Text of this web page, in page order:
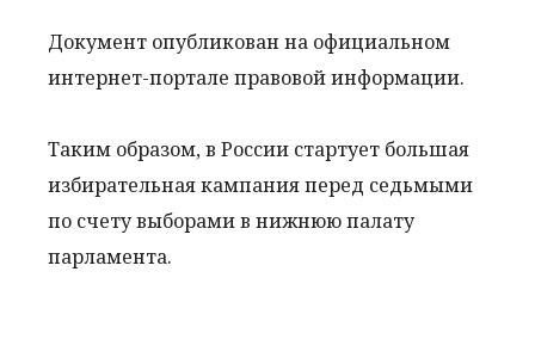
Документ опубликован на официальном
интернет-портале правовой информации.
Таким образом, в России стартует большая
избирательная кампания перед седьмыми
по счету выборами в нижнюю палату
парламента.